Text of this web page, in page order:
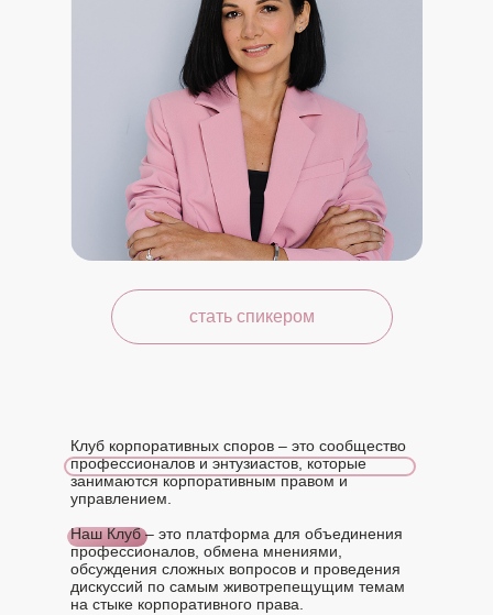
стать спикером
Клуб корпоративных споров – это сообщество
профессионалов и энтузиастов, которые
занимаются корпоративным правом и
управлением.
Наш Клуб – это платформа для объединения
профессионалов, обмена мнениями,
обсуждения сложных вопросов и проведения
дискуссий по самым животрепещущим темам
на стыке корпоративного права.